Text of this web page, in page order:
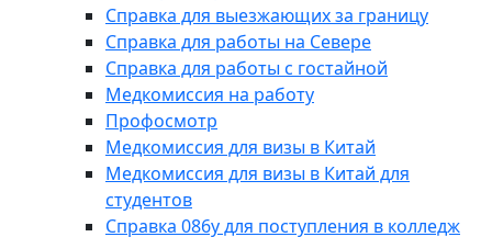
Справка для выезжающих за границу
Справка для работы на Севере
Справка для работы с гостайной
Медкомиссия на работу
Профосмотр
Медкомиссия для визы в Китай
Медкомиссия для визы в Китай для
студентов
Справка 086у для поступления в колледж